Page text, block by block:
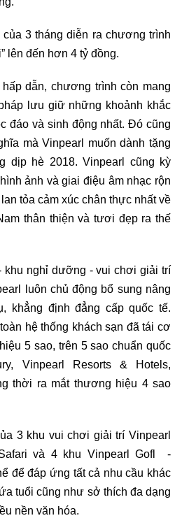
3 tháng diễn ra chương trình
lên đến hơn 4 tỷ đồng.
dẫn, chương trình còn mang
lưu giữ những khoảnh khắc
đáo và sinh động nhất. Đó cũng
mà Vinpearl muốn dành tặng
dịp hè 2018. Vinpearl cũng kỳ
ảnh và giai điệu âm nhạc rộn
tỏa cảm xúc chân thực nhất về
thân thiện và tươi đẹp ra thế
khu nghỉ dưỡng - vui chơi giải trí
luôn chủ động bổ sung nâng
khẳng định đẳng cấp quốc tế.
hệ thống khách sạn đã tái cơ
5 sao, trên 5 sao chuẩn quốc
Vinpearl Resorts & Hotels,
thời ra mắt thương hiệu 4 sao
3 khu vui chơi giải trí Vinpearl
và 4 khu Vinpearl Gofl -
để đáp ứng tất cả nhu cầu khác
tuổi cũng như sở thích đa dạng
nền văn hóa.